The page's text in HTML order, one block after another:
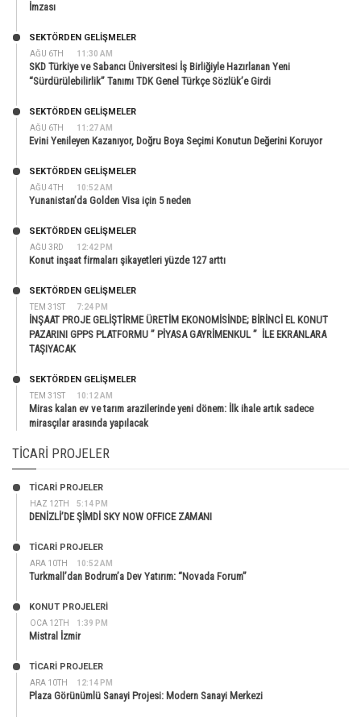
İmzası
AĞU 6TH 11:30 AM
SEKTÖRDEN GELIŞMELER
SKD Türkiye ve Sabancı Üniversitesi İş Birliğiyle Hazırlanan Yeni
“Sürdürülebilirlik” Tanımı TDK Genel Türkçe Sözlük’e Girdi
AĞU 6TH 11:27 AM
SEKTÖRDEN GELIŞMELER
Evini Yenileyen Kazanıyor, Doğru Boya Seçimi Konutun Değerini Koruyor
AĞU 4TH 10:52 AM
SEKTÖRDEN GELIŞMELER
Yunanistan’da Golden Visa için 5 neden
AĞU 3RD 12:42 PM
SEKTÖRDEN GELIŞMELER
Konut inşaat firmaları şikayetleri yüzde 127 arttı
TEM 31ST 7:24 PM
SEKTÖRDEN GELIŞMELER
İNŞAAT PROJE GELİŞTİRME ÜRETİM EKONOMİSİNDE; BİRİNCİ EL KONUT
PAZARINI GPPS PLATFORMU ” PİYASA GAYRİMENKUL ” İLE EKRANLARA
TAŞIYACAK
TEM 31ST 10:12 AM
SEKTÖRDEN GELIŞMELER
Miras kalan ev ve tarım arazilerinde yeni dönem: İlk ihale artık sadece
mirasçılar arasında yapılacak
TICARI PROJELER
HAZ 12TH 5:14 PM
TİCARİ PROJELER
DENİZLİ’DE ŞİMDİ SKY NOW OFFICE ZAMANI
ARA 10TH 10:52 AM
TİCARİ PROJELER
Turkmall’dan Bodrum’a Dev Yatırım: “Novada Forum”
OCA 12TH 1:39 PM
KONUT PROJELERI
Mistral İzmir
ARA 10TH 12:14 PM
TİCARİ PROJELER
Plaza Görünümlü Sanayi Projesi: Modern Sanayi Merkezi